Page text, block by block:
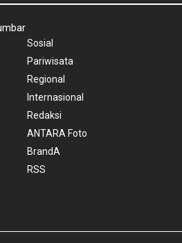
Sosial
Pariwisata
Regional
Internasional
Redaksi
ANTARA Foto
BrandA
RSS